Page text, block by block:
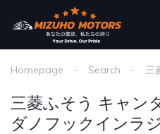
Homepage Search 三
三菱ふそう キャン
ダノフックインラ